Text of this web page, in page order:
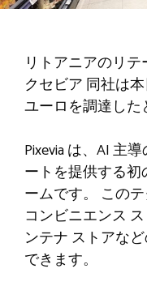
リトアニアのリ
クセビア 同社は
ユーロを調達した
Pixevia は、AI 主
ートを提供する
ームです。 この
コンビニエンス
ンテナ ストアな
できます。